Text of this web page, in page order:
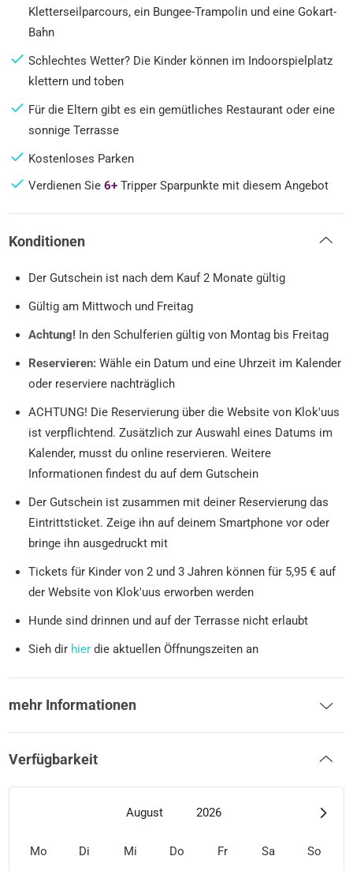
Kletterseilparcours, ein Bungee-Trampolin und eine Gokart-
Bahn
Schlechtes Wetter? Die Kinder können im Indoorspielplatz
klettern und toben
Für die Eltern gibt es ein gemütliches Restaurant oder eine
sonnige Terrasse
Kostenloses Parken
Verdienen Sie6+ Tripper Sparpunkte mit diesem Angebot
Konditionen
Der Gutschein ist nach dem Kauf 2 Monate gültig
Gültig am Mittwoch und Freitag
Achtung! In den Schulferien gültig von Montag bis Freitag
Reservieren:Wähle ein Datum und eine Uhrzeit im Kalender
oder reserviere nachträglich
ACHTUNG! Die Reservierung über die Website von Klok'uus
ist verpflichtend. Zusätzlich zur Auswahl eines Datums im
Kalender, musst du online reservieren. Weitere
Informationen findest du auf dem Gutschein
Der Gutschein ist zusammen mit deiner Reservierung das
Eintrittsticket. Zeige ihn auf deinem Smartphone vor oder
bringe ihn ausgedruckt mit
Tickets für Kinder von 2 und 3 Jahren können für 5,95 € auf
der Website von Klok'uus erworben werden
Hunde sind drinnen und auf der Terrasse nicht erlaubt
Sieh dir hier die aktuellen Öffnungszeiten an
mehr Informationen
Verfügbarkeit
August 2026
Mo Di Mi Do Fr Sa So